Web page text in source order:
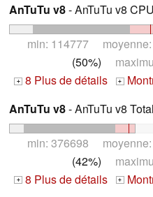
AnTuTu v8- AnTuTu v8 CPU
min: 114777
(50%)
+ 8 Plus de détails +
AnTuTu v8- AnTuTu v8
min: 376698
(42%)
+ 8 Plus de détails +